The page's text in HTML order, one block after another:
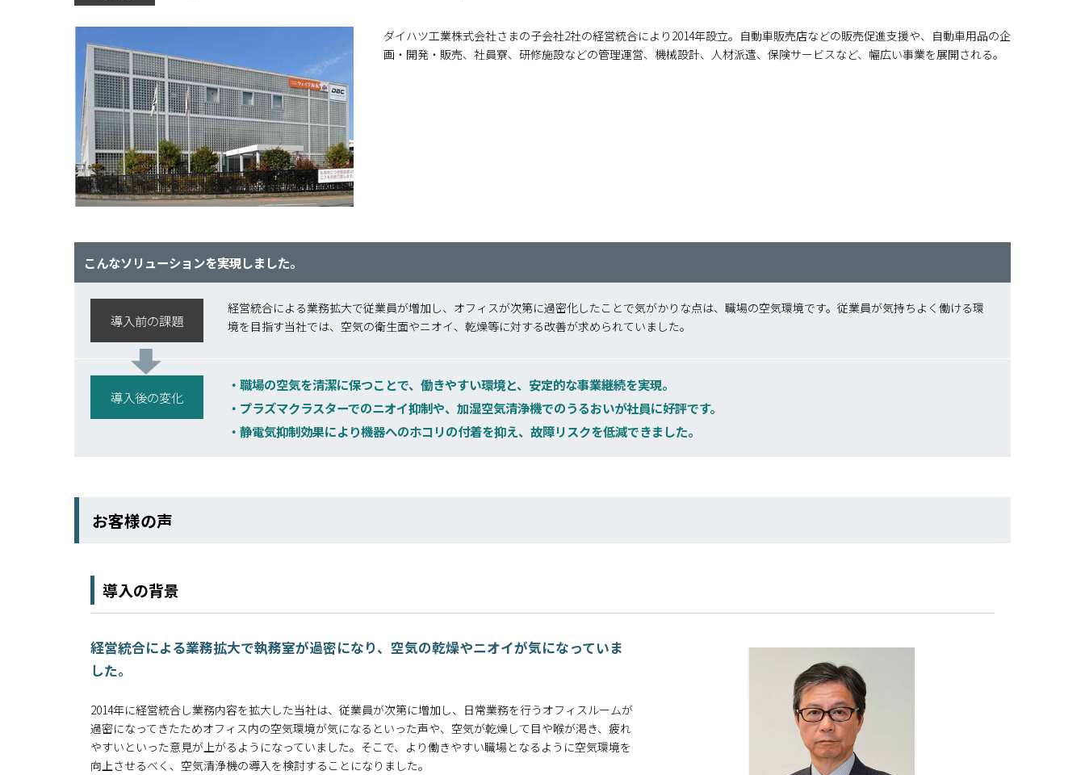
ダイハツ工業株式会社さまの子会社2社の経営統合により2014年設立。自動車販売店などの販売促進支援や、自動車用品の企
画・開発・販売、社員寮、研修施設などの管理運営、機械設計、人材派遣、保険サービスなど、幅広い事業を展開される。
こんなソリューションを実現しました。
導入前の課題
経営統合による業務拡大で従業員が増加し、オフィスが次第に過密化したことで気がかりな点は、職場の空気環境です。従業員が気持ちよく働ける環
境を目指す当社では、空気の衛生面やニオイ、乾燥等に対する改善が求められていました。
導入後の変化
職場の空気を清潔に保つことで、働きやすい環境と、安定的な事業継続を実現。
プラズマクラスターでのニオイ抑制や、加湿空気清浄機でのうるおいが社員に好評です。
静電気抑制効果により機器へのホコリの付着を抑え、故障リスクを低減できました。
お客様の声
導入の背景
経営統合による業務拡大で執務室が過密になり、空気の乾燥やニオイが気になっていま
した。
2014年に経営統合し業務内容を拡大した当社は、従業員が次第に増加し、日常業務を行うオフィスルームが
過密になってきたためオフィス内の空気環境が気になるといった声や、空気が乾燥して目や喉が渇き、疲れ
やすいといった意見が上がるようになっていました。そこで、より働きやすい職場となるように空気環境を
向上させるべく、空気清浄機の導入を検討することになりました。